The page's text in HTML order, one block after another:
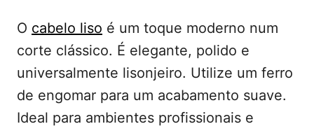
O cabelo liso é um toque moderno num
corte clássico. É elegante, polido e
universalmente lisonjeiro. Utilize um ferro
de engomar para um acabamento suave.
Ideal para ambientes profissionais e